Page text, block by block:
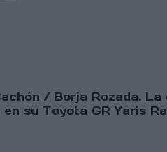
/ Borja Rozada. La
su Toyota GR Yaris